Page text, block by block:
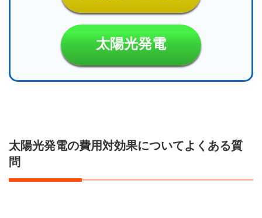
太陽光発電
太陽光発電の費用対効果についてよくある質
問